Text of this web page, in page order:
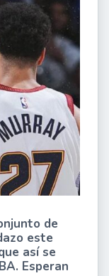
de
este
así se
Esperan